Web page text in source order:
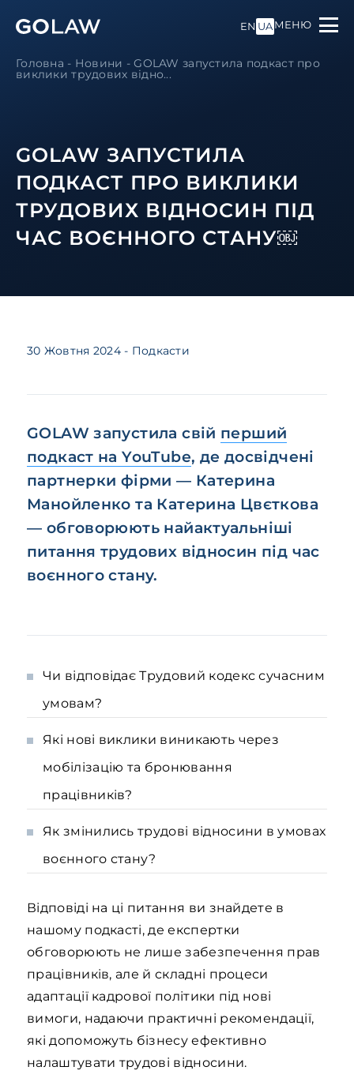
EN UAМЕНЮ
Головна - Новини -GOLAW запустила подкаст про
виклики трудових відно...
GOLAW ЗАПУСТИЛА
ПОДКАСТ ПРО ВИКЛИКИ
ТРУДОВИХ ВІДНОСИН ПІД
ЧАС ВОЄННОГО СТАНУ￼
30 Жовтня 2024 - Подкасти
GOLAW запустила свій перший
подкаст на YouTube, де досвідчені
партнерки фірми — Катерина
Манойленко та Катерина Цвєткова
— обговорюють найактуальніші
питання трудових відносин під час
воєнного стану.
Чи відповідає Трудовий кодекс сучасним
умовам?
Які нові виклики виникають через
мобілізацію та бронювання
працівників?
Як змінились трудові відносини в умовах
воєнного стану?
Відповіді на ці питання ви знайдете в
нашому подкасті, де експертки
обговорюють не лише забезпечення прав
працівників, але й складні процеси
адаптації кадрової політики під нові
вимоги, надаючи практичні рекомендації,
які допоможуть бізнесу ефективно
налаштувати трудові відносини.